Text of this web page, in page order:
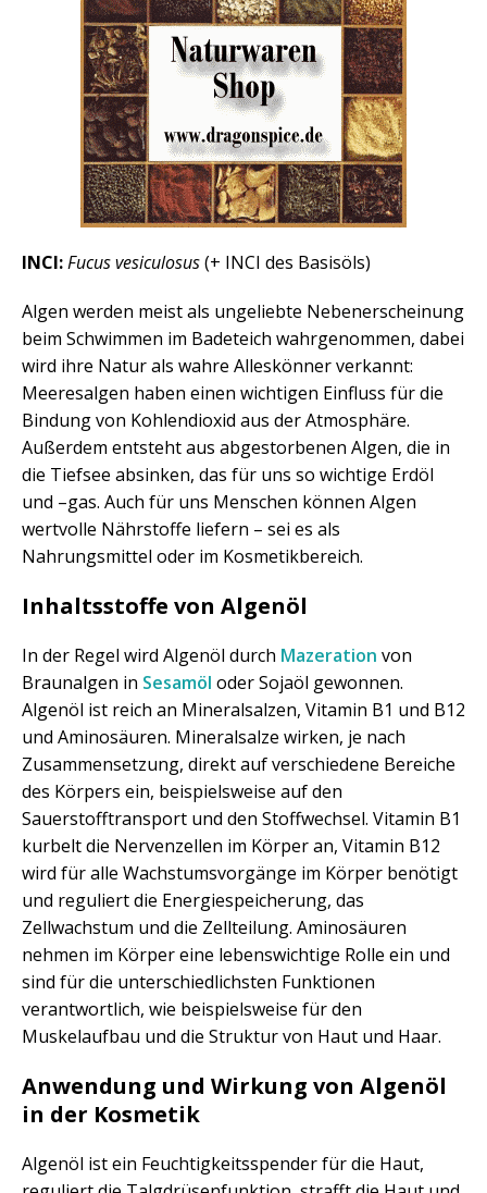
INCI:Fucus vesiculosus(+ INCI des Basisöls)
Algen werden meist als ungeliebte Nebenerscheinung
beim Schwimmen im Badeteich wahrgenommen, dabei
wird ihre Natur als wahre Alleskönner verkannt:
Meeresalgen haben einen wichtigen Einfluss für die
Bindung von Kohlendioxid aus der Atmosphäre.
Außerdem entsteht aus abgestorbenen Algen, die in
die Tiefsee absinken, das für uns so wichtige Erdöl
und –gas. Auch für uns Menschen können Algen
wertvolle Nährstoffe liefern – sei es als
Nahrungsmittel oder im Kosmetikbereich.
Inhaltsstoffe von Algenöl
In der Regel wird Algenöl durch Mazeration von
Braunalgen in Sesamöl oder Sojaöl gewonnen.
Algenöl ist reich an Mineralsalzen, Vitamin B1 und B12
und Aminosäuren. Mineralsalze wirken, je nach
Zusammensetzung, direkt auf verschiedene Bereiche
des Körpers ein, beispielsweise auf den
Sauerstofftransport und den Stoffwechsel. Vitamin B1
kurbelt die Nervenzellen im Körper an, Vitamin B12
wird für alle Wachstumsvorgänge im Körper benötigt
und reguliert die Energiespeicherung, das
Zellwachstum und die Zellteilung. Aminosäuren
nehmen im Körper eine lebenswichtige Rolle ein und
sind für die unterschiedlichsten Funktionen
verantwortlich, wie beispielsweise für den
Muskelaufbau und die Struktur von Haut und Haar.
Anwendung und Wirkung von Algenöl
in der Kosmetik
Algenöl ist ein Feuchtigkeitsspender für die Haut,